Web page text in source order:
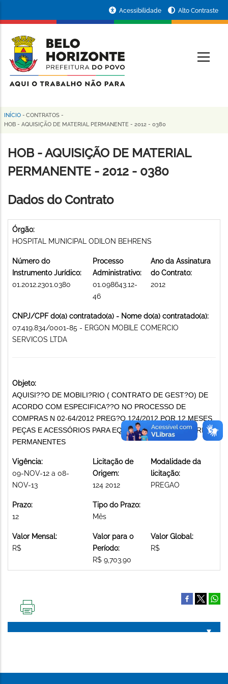
conteúdo
principal
da
Prefeitura
de
Horizonte
Acessibilidade Alto Contraste
Trilha
navegação
INÍCIO - CONTRATOS -
HOB - AQUISIÇÃO DE MATERIAL PERMANENTE - 2012 - 0380
HOB - AQUISIÇÃO DE MATERIAL
PERMANENTE - 2012 - 0380
Dados do Contrato
Órgão:
HOSPITAL MUNICIPAL ODILON BEHRENS
Número do
Instrumento Jurídico:
01.2012.2301.0380
Processo
Administrativo:
01.098643.12-
46
Ano da Assinatura
do Contrato:
2012
CNPJ/CPF do(a) contratado(a) - Nome do(a) contratado(a):
07.419.834/0001-85 - ERGON MOBILE COMERCIO
SERVICOS LTDA
Objeto:
AQUISI??O DE MOBILI?RIO ( CONTRATO DE GEST?O) DE
ACORDO COM ESPECIFICA??O NO PROCESSO DE
COMPRAS N 02-64/2012 PREG?O 124/2012 POR 12 MESES
PEÇAS E ACESSÓRIOS PARA EQUIPAMENTOS E MATERIAIS
PERMANENTES
Vigência:
09-NOV-12 a 08-
NOV-13
Licitação de
Origem:
124 2012
Modalidade da
licitação:
PREGAO
Prazo:
12
Tipo do Prazo:
Mês
Valor Mensal:
R$
Valor para o
Período:
R$ 9,703.90
Valor Global:
R$
PÁGINA